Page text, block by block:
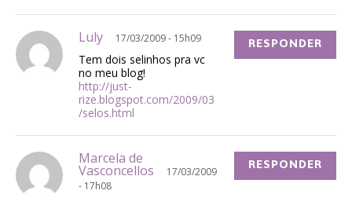
Luly 17/03/2009 - 15h09
Tem dois selinhos pra vc
no meu blog!
http://just-
rize.blogspot.com/2009/03
/selos.html
RESPONDER
Marcela de
Vasconcellos
17/03/2009
- 17h08
RESPONDER